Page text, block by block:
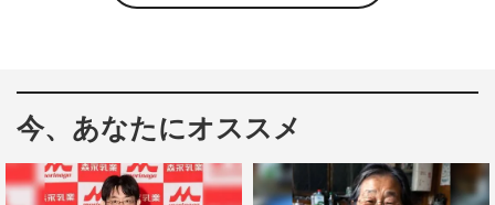
今、あなたにオススメ